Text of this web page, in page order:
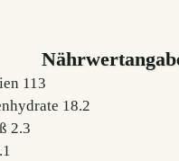
113
18.2
2.3